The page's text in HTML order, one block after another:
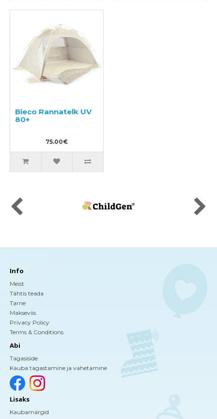
Bieco Rannatelk UV
80+
75.00€
Info
Meist
Tähtis teada
Tarne
Makseviis
Privacy Policy
Terms & Conditions
Abi
Tagasiside
Kauba tagastamine ja vahetamine
Lisaks
Kaubamärgid